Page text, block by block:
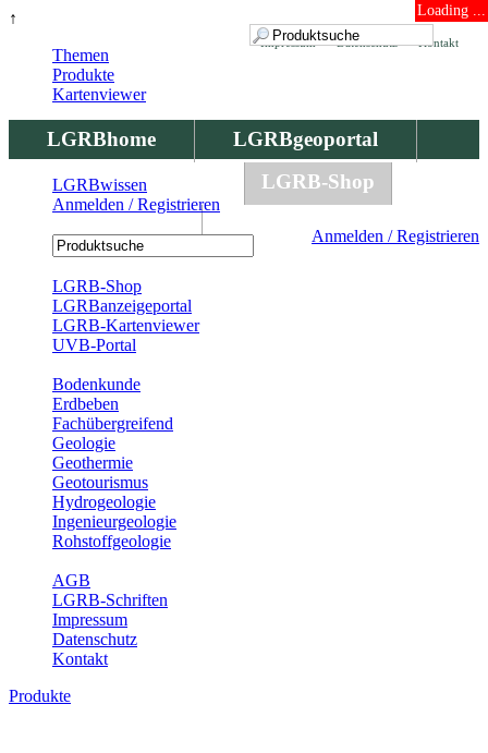
↑ Loading ...
Kontakt
Datenschutz
Impressum
LGRBhome
LGRBgeoportal
LGRBbohrungen
LGRB-Shop
Anmelden / Registrieren
Themen
Produkte
Kartenviewer
LGRBwissen
Anmelden / Registrieren
LGRB-Shop
LGRBanzeigeportal
LGRB-Kartenviewer
UVB-Portal
Bodenkunde
Erdbeben
Fachübergreifend
Geologie
Geothermie
Geotourismus
Hydrogeologie
Ingenieurgeologie
Rohstoffgeologie
AGB
LGRB-Schriften
Impressum
Datenschutz
Kontakt
Produkte